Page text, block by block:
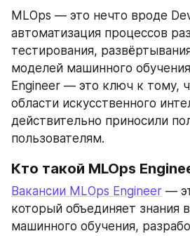
MLOps — это нечто вроде
автоматизация процессов
тестирования,
моделей машинного
Engineer — это ключ к тому,
области искусственного
действительно приносили
пользователям.
Кто такой MLOps
Вакансии MLOps Engineer —
который объединяет знания
машинного обучения,